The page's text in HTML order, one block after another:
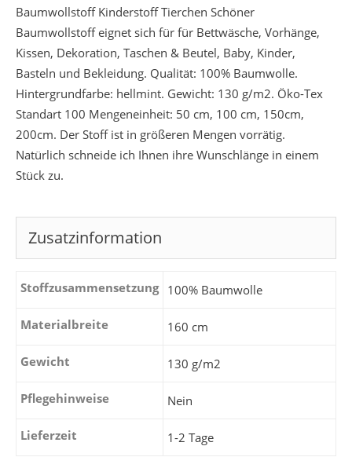
Baumwollstoff Kinderstoff Tierchen Schöner
Baumwollstoff eignet sich für für Bettwäsche, Vorhänge,
Kissen, Dekoration, Taschen & Beutel, Baby, Kinder,
Basteln und Bekleidung. Qualität: 100% Baumwolle.
Hintergrundfarbe: hellmint. Gewicht: 130 g/m2. Öko-Tex
Standart 100 Mengeneinheit: 50 cm, 100 cm, 150cm,
200cm. Der Stoff ist in größeren Mengen vorrätig.
Natürlich schneide ich Ihnen ihre Wunschlänge in einem
Stück zu.
Zusatzinformation
Stoffzusammensetzung 100% Baumwolle
Materialbreite 160 cm
Gewicht 130 g/m2
Pflegehinweise Nein
Lieferzeit 1-2 Tage